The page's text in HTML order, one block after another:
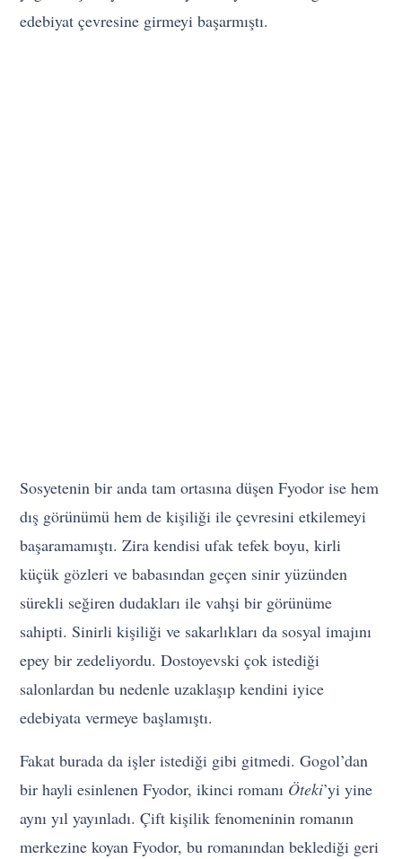
edebiyat çevresine girmeyi başarmıştı.
Sosyetenin bir anda tam ortasına düşen Fyodor ise hem
dış görünümü hem de kişiliği ile çevresini etkilemeyi
başaramamıştı. Zira kendisi ufak tefek boyu, kirli
küçük gözleri ve babasından geçen sinir yüzünden
sürekli seğiren dudakları ile vahşi bir görünüme
sahipti. Sinirli kişiliği ve sakarlıkları da sosyal imajını
epey bir zedeliyordu. Dostoyevski çok istediği
salonlardan bu nedenle uzaklaşıp kendini iyice
edebiyata vermeye başlamıştı.
Fakat burada da işler istediği gibi gitmedi. Gogol’dan
bir hayli esinlenen Fyodor, ikinci romanı Öteki’yi yine
aynı yıl yayınladı. Çift kişilik fenomeninin romanın
merkezine koyan Fyodor, bu romanından beklediği geri